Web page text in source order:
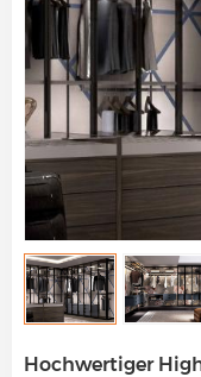
Hochwertiger